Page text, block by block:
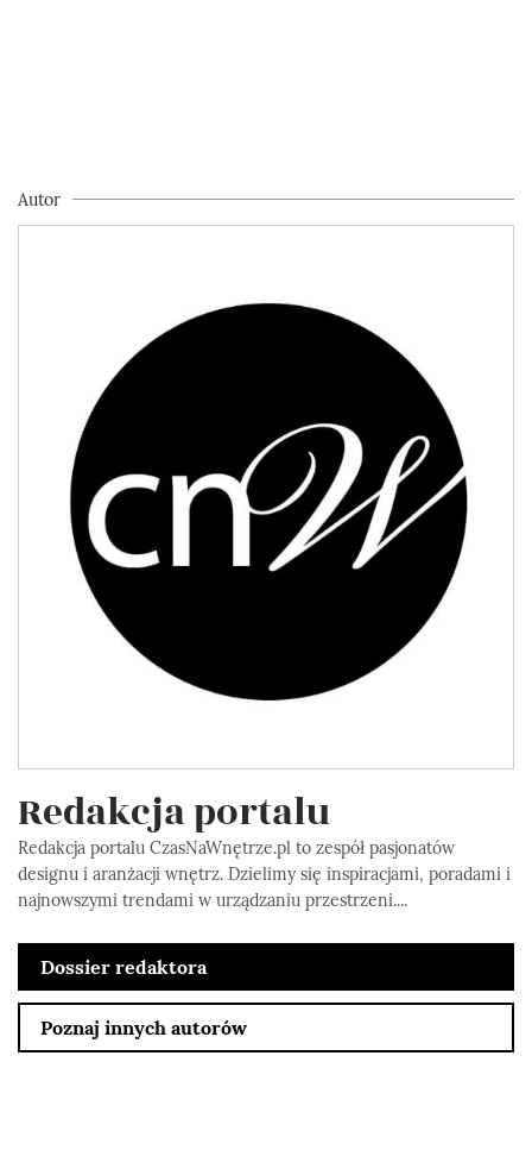
Autor
Redakcja portalu
Redakcja portalu CzasNaWnętrze.pl to zespół pasjonatów
designu i aranżacji wnętrz. Dzielimy się inspiracjami, poradami i
najnowszymi trendami w urządzaniu przestrzeni....
Dossier redaktora
Poznaj innych autorów